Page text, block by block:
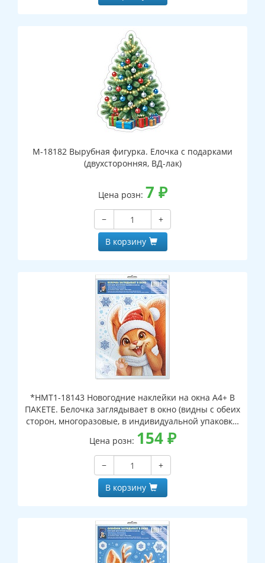
М-18182 Вырубная фигурка. Елочка с подарками
(двухсторонняя, ВД-лак)
Цена розн: 7 ₽
−
+
В корзину
*НМТ1-18143 Новогодние наклейки на окна А4+ В
ПАКЕТЕ. Белочка заглядывает в окно (видны с обеих
сторон, многоразовые, в индивидуальной упаковке,
с европодвесом и клеевым клапаном)
Цена розн: 154₽
−
+
В корзину